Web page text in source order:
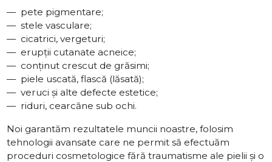
pete pigmentare;
stele vasculare;
cicatrici, vergeturi;
erupții cutanate acneice;
conținut crescut de grăsimi;
piele uscată, flască (lăsată);
veruci și alte defecte estetice;
riduri, cearcăne sub ochi.
Noi garantăm rezultatele muncii noastre, folosim
tehnologii avansate care ne permit să efectuăm
proceduri cosmetologice fără traumatisme ale pielii și o